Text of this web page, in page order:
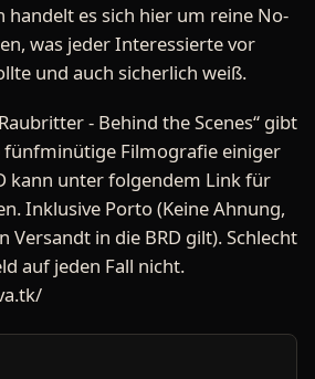
es sich hier um reine No-
was jeder Interessierte vor
und auch sicherlich weiß.
- Behind the Scenes“ gibt
fünfminütige Filmografie einiger
kann unter folgendem Link für
Inklusive Porto (Keine Ahnung,
Versandt in die BRD gilt). Schlecht
auf jeden Fall nicht.